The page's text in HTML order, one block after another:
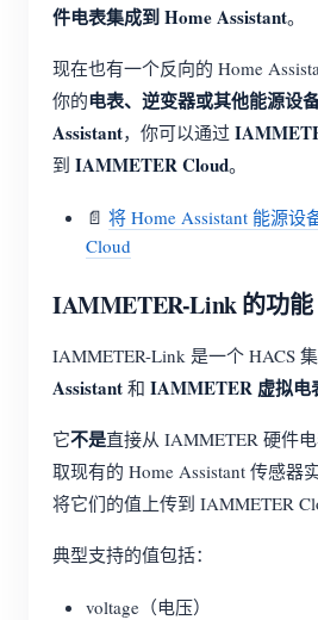
件电表集成到 Home Assistant。
现在也有一个反向的 Home
你的电表、逆变器或其他能源设
Assistant，你可以通过
到 IAMMETER Cloud。
📄 将 Home Assistant 能源设
Cloud
IAMMETER-Link 的功能
IAMMETER-Link 是一个 HACS
Assistant 和 IAMMETER 虚拟电
它不是直接从 IAMMETER 硬件
取现有的 Home Assistant 传感器
将它们的值上传到 IAMMETER
典型支持的值包括：
voltage（电压）